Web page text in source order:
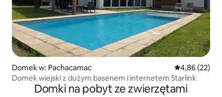
Domek w: Pachacamac Średnia
4,86 (22)
Domek wiejski z dużym basenem i internetem Starlink
Domki na pobyt ze zwierzętami